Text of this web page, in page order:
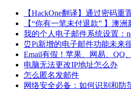
【HackOne翻译】通过密码
【“你有一笔未付退款” 】澳洲
我的个人电子邮件系统设置：
⏰Pi新增的电子邮件功能未来
Email有假！苹果、网易、QQ
电脑无法更改IP地址怎么办
怎么匿名发邮件
网络安全必备：如何识别和防